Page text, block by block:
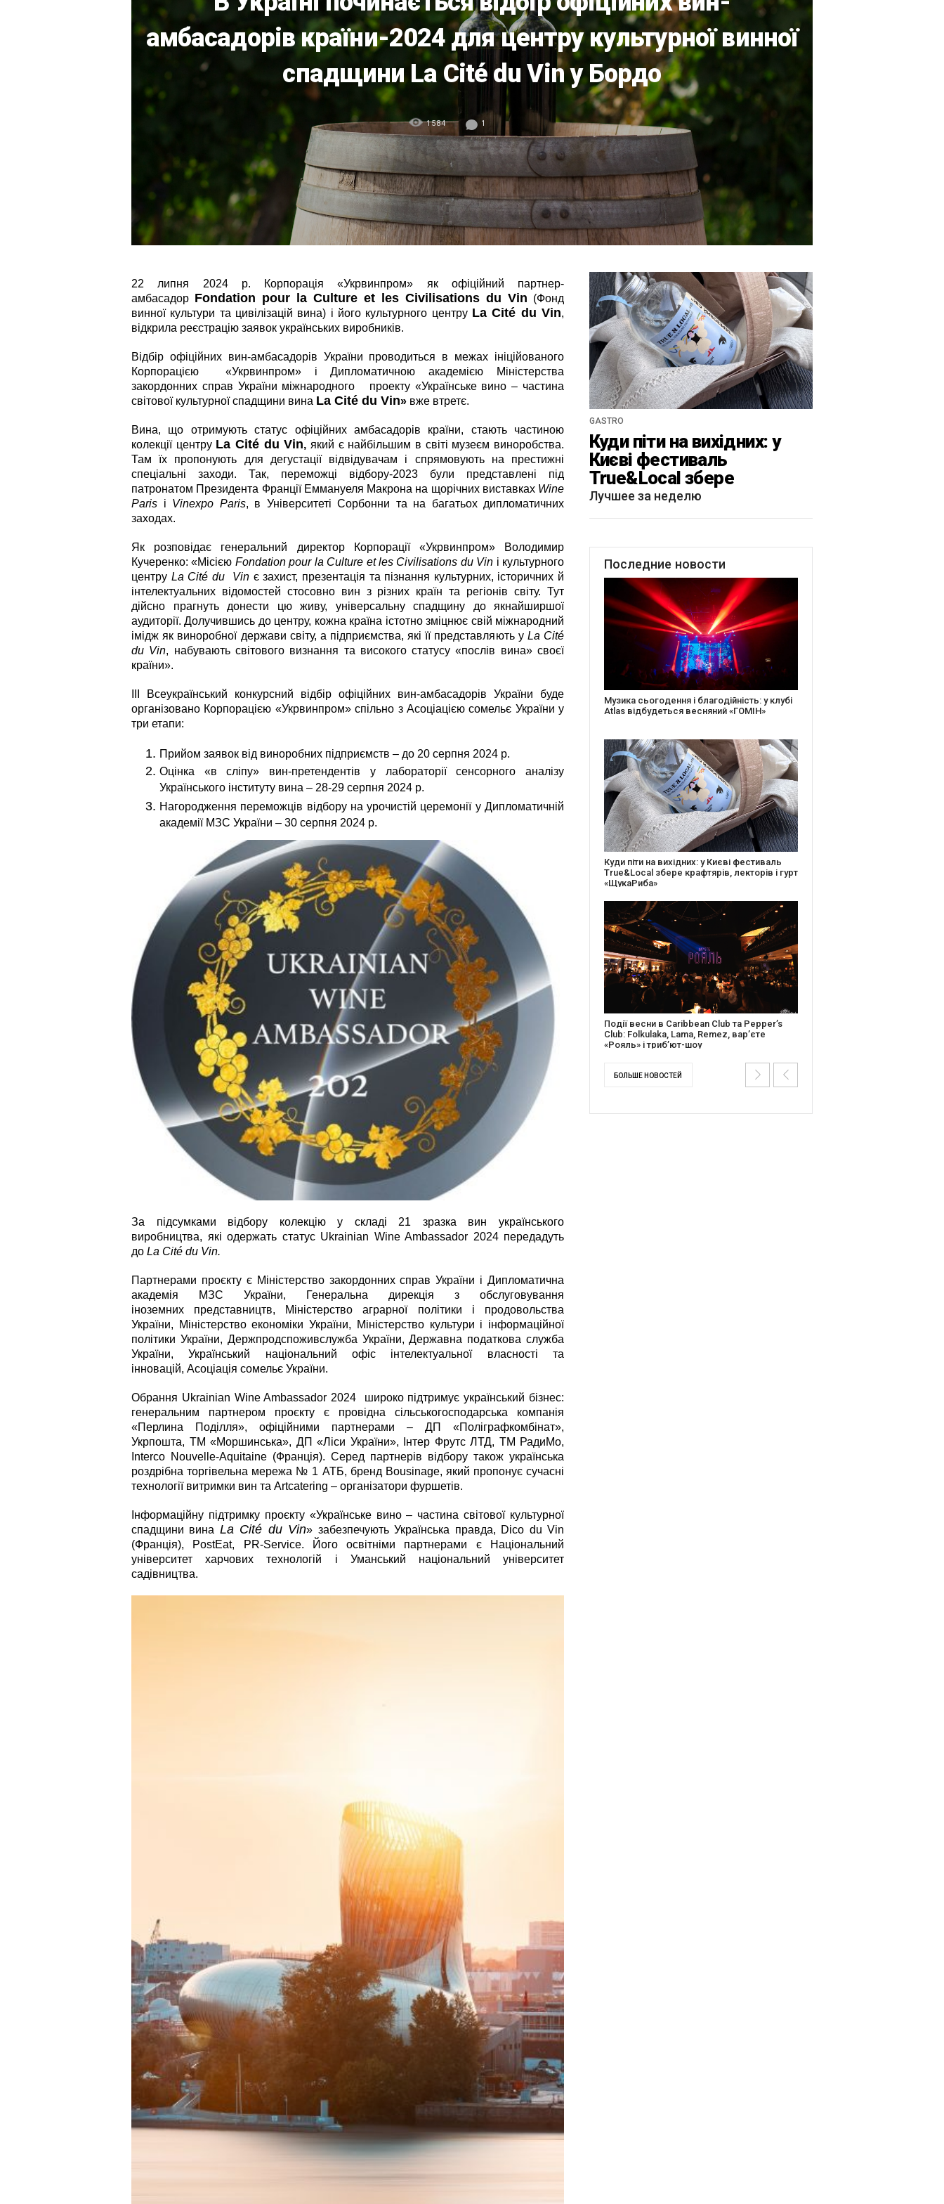
амбасадорів країни-2024 для центру культурної винної
спадщини La Cité du Vin у Бордо
1584 1
22 липня 2024 р. Корпорація «Укрвинпром» як офіційний партнер-
амбасадор Fondation pour la Culture et les Civilisations du Vin (Фонд
винної культури та цивілізацій вина) і його культурного центру La Cité du Vin,
відкрила реєстрацію заявок українських виробників.
Відбір офіційних вин-амбасадорів України проводиться в межах ініційованого
Корпорацією «Укрвинпром» і Дипломатичною академією Міністерства
закордонних справ України міжнародного проекту «Українське вино – частина
світової культурної спадщини вина La Cité du Vin» вже втретє.
Вина, що отримують статус офіційних амбасадорів країни, стають частиною
колекції центру La Cité du Vin, який є найбільшим в світі музеєм виноробства.
Там їх пропонують для дегустації відвідувачам і спрямовують на престижні
спеціальні заходи. Так, переможці відбору-2023 були представлені під
патронатом Президента Франції Еммануеля Макрона на щорічних виставках Wine
Paris і Vinexpo Paris, в Університеті Сорбонни та на багатьох дипломатичних
заходах.
Як розповідає генеральний директор Корпорації «Укрвинпром» Володимир
Кучеренко: «Місією Fondation pour la Culture et les Civilisations du Vin і культурного
центру La Cité du Vin є захист, презентація та пізнання культурних, історичних й
інтелектуальних відомостей стосовно вин з різних країн та регіонів світу. Тут
дійсно прагнуть донести цю живу, універсальну спадщину до якнайширшої
аудиторії. Долучившись до центру, кожна країна істотно зміцнює свій міжнародний
імідж як виноробної держави світу, а підприємства, які її представляють у La Cité
du Vin, набувають світового визнання та високого статусу «послів вина» своєї
країни».
III Всеукраїнський конкурсний відбір офіційних вин-амбасадорів України буде
організовано Корпорацією «Укрвинпром» спільно з Асоціацією сомельє України у
три етапи:
Прийом заявок від виноробних підприємств – до 20 серпня 2024 р.
Оцінка «в сліпу» вин-претендентів у лабораторії сенсорного аналізу
Українського інституту вина – 28-29 серпня 2024 р.
Нагородження переможців відбору на урочистій церемонії у Дипломатичній
академії МЗС України – 30 серпня 2024 р.
За підсумками відбору колекцію у складі 21 зразка вин українського
виробництва, які одержать статус Ukrainian Wine Ambassador 2024 передадуть
до La Cité du Vin.
Партнерами проєкту є Міністерство закордонних справ України і Дипломатична
академія МЗС України, Генеральна дирекція з обслуговування
іноземних представництв, Міністерство аграрної політики і продовольства
України, Міністерство економіки України, Міністерство культури і інформаційної
політики України, Держпродспоживслужба України, Державна податкова служба
України, Український національний офіс інтелектуальної власності та
інновацій, Асоціація сомельє України.
Обрання Ukrainian Wine Ambassador 2024 широко підтримує український бізнес:
генеральним партнером проєкту є провідна сільськогосподарська компанія
«Перлина Поділля», офіційними партнерами – ДП «Поліграфкомбінат»,
Укрпошта, ТМ «Моршинська», ДП «Ліси України», Інтер Фрутс ЛТД, ТМ РадиМо,
Interco Nouvelle-Aquitaine (Франція). Серед партнерів відбору також українська
роздрібна торгівельна мережа № 1 АТБ, бренд Bousinage, який пропонує сучасні
технології витримки вин та Artcatering – організатори фуршетів.
Інформаційну підтримку проєкту «Українське вино – частина світової культурної
спадщини вина La Cité du Vin» забезпечують Українська правда, Dico du Vin
(Франція), PostEat, PR-Service. Його освітніми партнерами є Національний
університет харчових технологій і Уманський національний університет
садівництва.
GASTRO
Куди піти на вихідних: у
Києві фестиваль
True&Local збере
крафтярів, лекторів і гурт
«ЩукаРиба»
Лучшее за неделю
Последние новости
Створіть святкову листівку та допоможіть
стареньким: майстер-клас від БФ «Юлині
27 років музичної історії: Caribbean Club
відсвяткує День Народження серією
благодійних подій
Документальний фільм “Будинок “Слово”
англійською покажуть в країнах Європи,
Канаді та США
БОЛЬШЕ НОВОСТЕЙ